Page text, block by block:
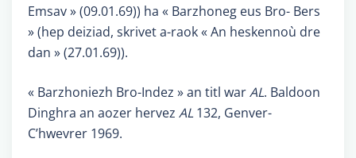
Emsav » (09.01.69)) ha « Barzhoneg eus Bro- Bers
» (hep deiziad, skrivet a-raok « An heskennoù dre
dan » (27.01.69)).
« Barzhoniezh Bro-Indez » an titl warAL. Baldoon
Dinghra an aozer hervez AL 132, Genver-
C’hwevrer 1969.